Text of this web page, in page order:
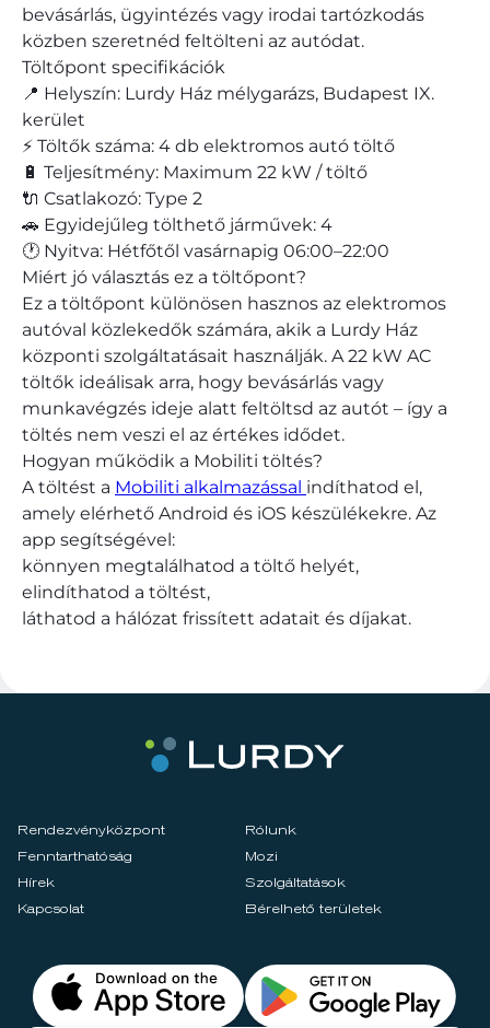
bevásárlás, ügyintézés vagy irodai tartózkodás
közben szeretnéd feltölteni az autódat.
Töltőpont specifikációk
📍 Helyszín: Lurdy Ház mélygarázs, Budapest IX.
kerület
⚡ Töltők száma: 4 db elektromos autó töltő
🔋 Teljesítmény: Maximum 22 kW / töltő
🔌 Csatlakozó: Type 2
🚗 Egyidejűleg tölthető járművek: 4
🕐 Nyitva: Hétfőtől vasárnapig 06:00–22:00
Miért jó választás ez a töltőpont?
Ez a töltőpont különösen hasznos az elektromos
autóval közlekedők számára, akik a Lurdy Ház
központi szolgáltatásait használják. A 22 kW AC
töltők ideálisak arra, hogy bevásárlás vagy
munkavégzés ideje alatt feltöltsd az autót – így a
töltés nem veszi el az értékes idődet.
Hogyan működik a Mobiliti töltés?
A töltést a Mobiliti alkalmazással indíthatod el,
amely elérhető Android és iOS készülékekre. Az
app segítségével:
könnyen megtalálhatod a töltő helyét,
elindíthatod a töltést,
láthatod a hálózat frissített adatait és díjakat.
Rendezvényközpont
Rólunk
Fenntarthatóság
Mozi
Hírek
Szolgáltatások
Kapcsolat
Bérelhető területek